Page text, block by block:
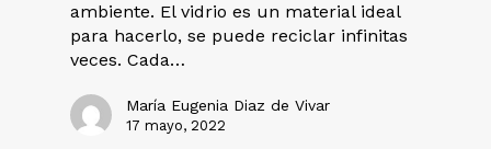
ambiente. El vidrio es un material ideal
para hacerlo, se puede reciclar infinitas
veces. Cada…
María Eugenia Diaz de Vivar
17 mayo, 2022